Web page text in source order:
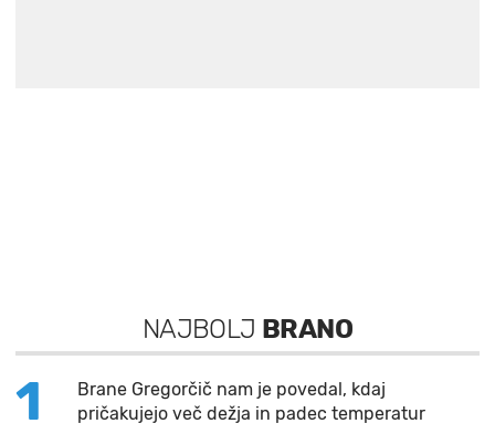
NAJBOLJ BRANO
1
Brane Gregorčič nam je povedal, kdaj
pričakujejo več dežja in padec temperatur